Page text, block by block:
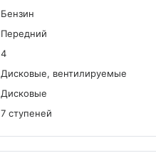
Бензин
Передний
4
Дисковые, вентилируемые
Дисковые
7 ступеней